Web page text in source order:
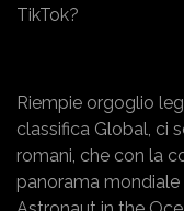
TikTok?
Riempie orgoglio
classifica Global, ci
romani, che con la
panorama